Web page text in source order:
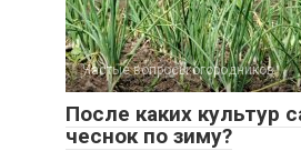
Частые вопросы огородников
После каких культур
чеснок по зиму?